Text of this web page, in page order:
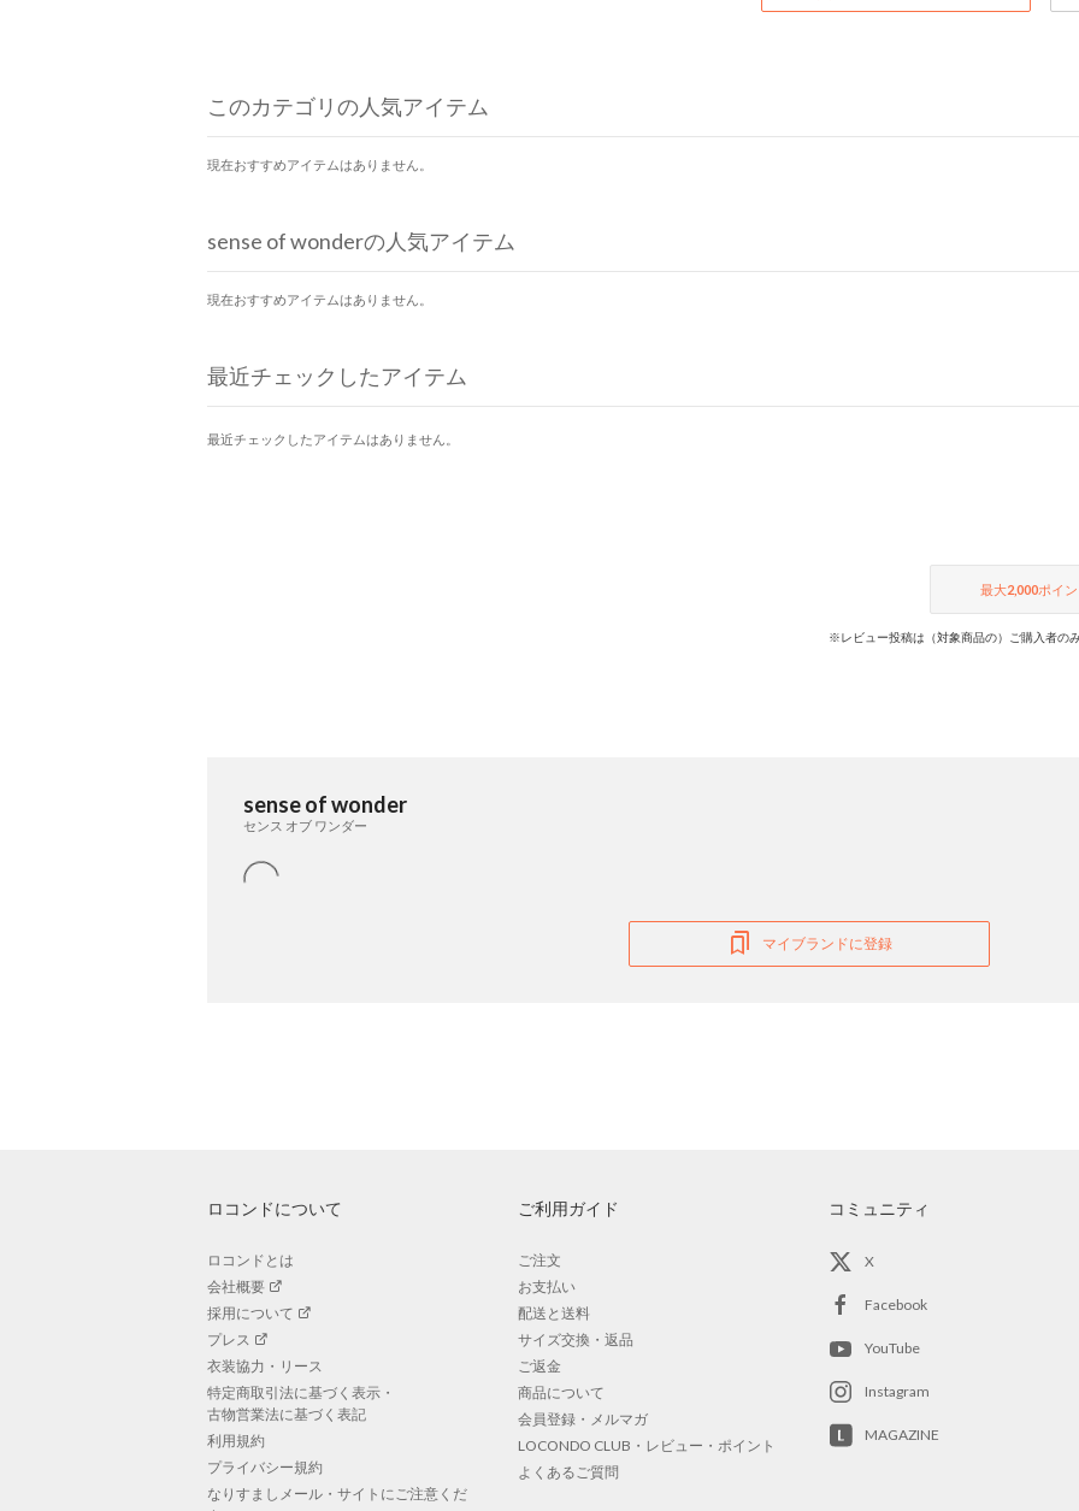
このカテゴリの人気アイテム
現在おすすめアイテムはありません。
sense of wonderの人気アイテム
現在おすすめアイテムはありません。
最近チェックしたアイテム
最近チェックしたアイテムはありません。
最大2,000ポイ
※レビュー投稿は（対象商品の）ご購入者の
sense of wonder
センス オブ ワンダー
マイブランドに登録
ロコンドについて
ロコンドとは
会社概要
採用について
プレス
衣装協力・リース
特定商取引法に基づく表示・
古物営業法に基づく表記
利用規約
プライバシー規約
なりすましメール・サイトにご注意くだ
ご利用ガイド
ご注文
お支払い
配送と送料
サイズ交換・返品
ご返金
商品について
会員登録・メルマガ
LOCONDO CLUB・レビュー・ポイント
よくあるご質問
コミュニティ
X
Facebook
YouTube
Instagram
MAGAZINE